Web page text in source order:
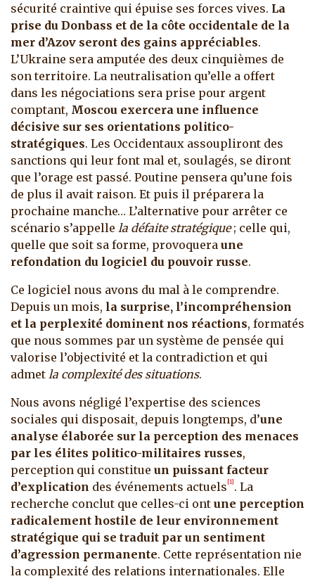
sécurité craintive qui épuise ses forces vives. La
prise du Donbass et de la côte occidentale de la
mer d’Azov seront des gains appréciables.
L’Ukraine sera amputée des deux cinquièmes de
son territoire. La neutralisation qu’elle a offert
dans les négociations sera prise pour argent
comptant, Moscou exercera une influence
décisive sur ses orientations politico-
stratégiques. Les Occidentaux assoupliront des
sanctions qui leur font mal et, soulagés, se diront
que l’orage est passé. Poutine pensera qu’une fois
de plus il avait raison. Et puis il préparera la
prochaine manche… L’alternative pour arrêter ce
scénario s’appelle la défaite stratégique; celle qui,
quelle que soit sa forme, provoquera une
refondation du logiciel du pouvoir russe.
Ce logiciel nous avons du mal à le comprendre.
Depuis un mois, la surprise, l’incompréhension
et la perplexité dominent nos réactions, formatés
que nous sommes par un système de pensée qui
valorise l’objectivité et la contradiction et qui
admet la complexité des situations.
Nous avons négligé l’expertise des sciences
sociales qui disposait, depuis longtemps, d’une
analyse élaborée sur la perception des menaces
par les élites politico-militaires russes,
perception qui constitue un puissant facteur
d’explication des événements actuels[1]. La
recherche conclut que celles-ci ont une perception
radicalement hostile de leur environnement
stratégique qui se traduit par un sentiment
d’agression permanente. Cette représentation nie
la complexité des relations internationales. Elle